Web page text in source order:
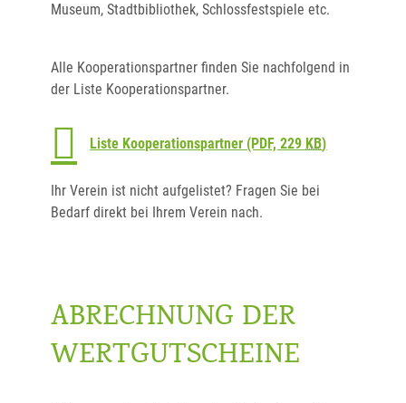
Museum, Stadtbibliothek, Schlossfestspiele etc.
Alle Kooperationspartner finden Sie nachfolgend in
der Liste Kooperationspartner.
Liste Kooperationspartner (PDF, 229 KB)
Ihr Verein ist nicht aufgelistet? Fragen Sie bei
Bedarf direkt bei Ihrem Verein nach.
ABRECHNUNG DER
WERTGUTSCHEINE